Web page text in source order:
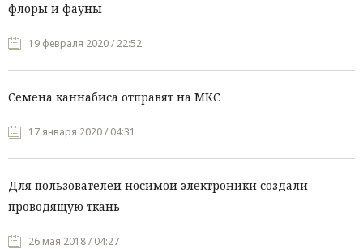
флоры и фауны
19 февраля 2020 / 22:52
Семена каннабиса отправят на МКС
17 января 2020 / 04:31
Для пользователей носимой электроники создали
проводящую ткань
26 мая 2018 / 04:27